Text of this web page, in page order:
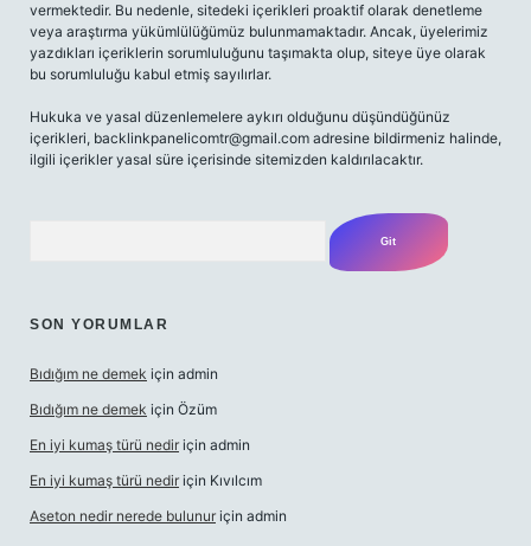
vermektedir. Bu nedenle, sitedeki içerikleri proaktif olarak denetleme
veya araştırma yükümlülüğümüz bulunmamaktadır. Ancak, üyelerimiz
yazdıkları içeriklerin sorumluluğunu taşımakta olup, siteye üye olarak
bu sorumluluğu kabul etmiş sayılırlar.
Hukuka ve yasal düzenlemelere aykırı olduğunu düşündüğünüz
içerikleri, backlinkpanelicomtr@gmail.com adresine bildirmeniz halinde,
ilgili içerikler yasal süre içerisinde sitemizden kaldırılacaktır.
SON YORUMLAR
Bıdığım ne demek için admin
Bıdığım ne demek için Özüm
En iyi kumaş türü nedir için admin
En iyi kumaş türü nedir için Kıvılcım
Aseton nedir nerede bulunur için admin